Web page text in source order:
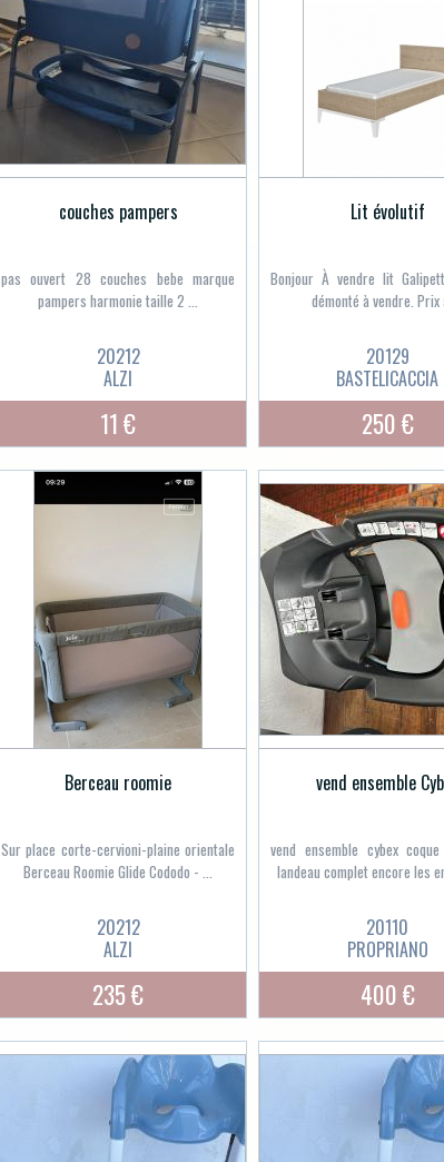
couches pampers
pas ouvert 28 couches bebe marque
pampers harmonie taille 2 ...
20212
ALZI
11 €
Lit évolutif
Bonjour À vendre lit
démonté à vendre. Prix
20129
BASTELICACCIA
250 €
Berceau roomie
Sur place corte-cervioni-plaine orientale
Berceau Roomie Glide Cododo - ...
20212
ALZI
235 €
vend ensemble
vend ensemble cybex
landeau complet encore les
20110
PROPRIANO
400 €